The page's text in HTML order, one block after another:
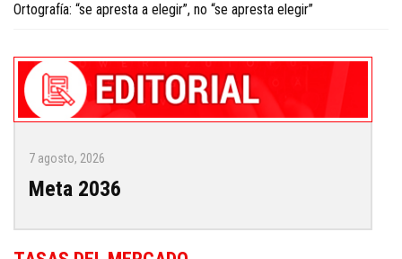
Ortografía: “se apresta a elegir”, no “se apresta elegir”
7 agosto, 2026
Meta 2036